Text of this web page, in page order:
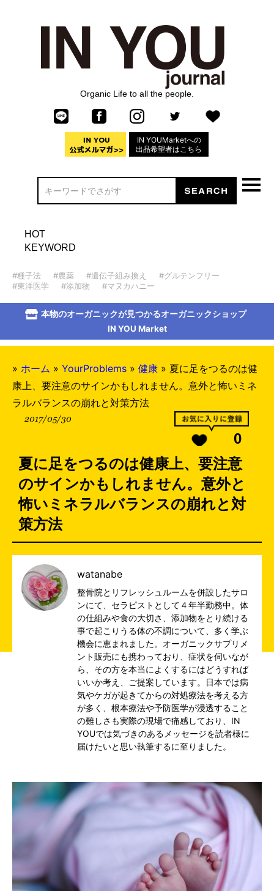
Organic Life to all the people.
IN YOUMarketへの
出品希望者はこちら
HOT
KEYWORD
#種子法 #農薬 #遺伝子組み換え
#グルテンフリー
#東洋医学
#添加物 #マヌカハニー
本物のオーガニックが見つかるオーガニックショップ
IN YOU Market
» ホーム » YourProblems » 健康 » 夏に足をつるのは健
康上、要注意のサインかもしれません。意外と怖いミネ
ラルバランスの崩れと対策方法
2017/05/30
0
夏に足をつるのは健康上、要注意
のサインかもしれません。意外と
怖いミネラルバランスの崩れと対
策方法
watanabe
整骨院とリフレッシュルームを併設したサロ
ンにて、セラピストとして４年半勤務中。体
の仕組みや食の大切さ、添加物をとり続ける
事で起こりうる体の不調について、多く学ぶ
機会に恵まれました。オーガニックサプリメ
ント販売にも携わっており、症状を伺いなが
ら、その方を本当によくするにはどうすれば
いいか考え、ご提案しています。日本では病
気やケガが起きてからの対処療法を考える方
が多く、根本療法や予防医学が浸透すること
の難しさも実際の現場で痛感しており、IN
YOUでは気づきのあるメッセージを読者様に
届けたいと思い執筆するに至りました。